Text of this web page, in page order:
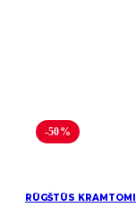
-50%
RŪGŠTŪS